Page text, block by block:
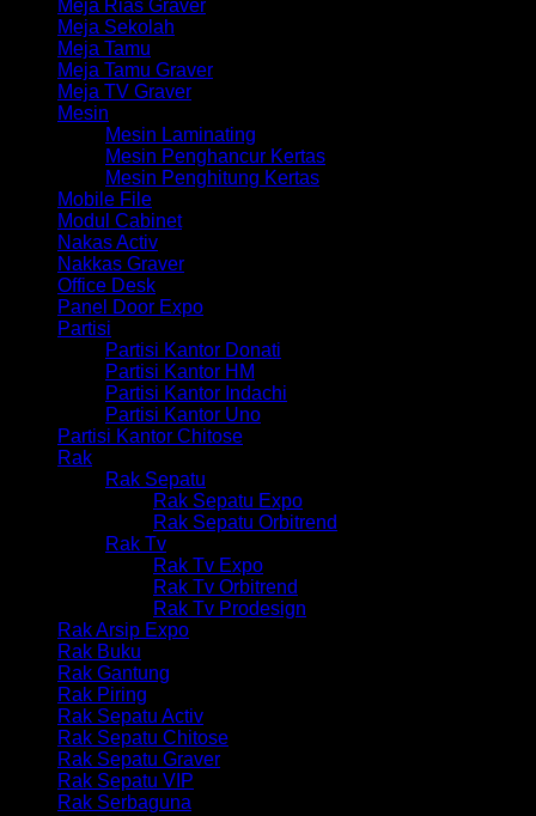
Meja Rias Graver
Meja Sekolah
Meja Tamu
Meja Tamu Graver
Meja TV Graver
Mesin
Mesin Laminating
Mesin Penghancur Kertas
Mesin Penghitung Kertas
Mobile File
Modul Cabinet
Nakas Activ
Nakkas Graver
Office Desk
Panel Door Expo
Partisi
Partisi Kantor Donati
Partisi Kantor HM
Partisi Kantor Indachi
Partisi Kantor Uno
Partisi Kantor Chitose
Rak
Rak Sepatu
Rak Sepatu Expo
Rak Sepatu Orbitrend
Rak Tv
Rak Tv Expo
Rak Tv Orbitrend
Rak Tv Prodesign
Rak Arsip Expo
Rak Buku
Rak Gantung
Rak Piring
Rak Sepatu Activ
Rak Sepatu Chitose
Rak Sepatu Graver
Rak Sepatu VIP
Rak Serbaguna